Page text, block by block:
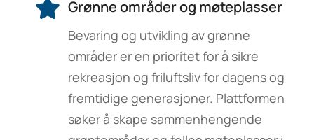
Grønne områder og møteplasser
Bevaring og utvikling av grønne
områder er en prioritet for å sikre
rekreasjon og friluftsliv for dagens og
fremtidige generasjoner. Plattformen
søker å skape sammenhengende